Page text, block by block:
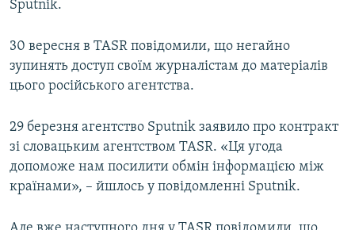
СПЕЦПРОЕКТИ
ВІДЕОУРОКИ «ELIFBE»
СВІДЧЕННЯ ОКУПАЦІЇ
УКРАЇНСЬКА ПРОБЛЕМА КРИМУ
ІНФОГРАФІКА
Русский
ДОЛУЧАЙСЯ!
Sputnik.
30 вересня в TASR повідомили, що негайно
зупинять доступ своїм журналістам до матеріалів
цього російського агентства.
29 березня агентство Sputnik заявило про контракт
зі словацьким агентством TASR. «Ця угода
допоможе нам посилити обмін інформацією між
країнами», – йшлось у повідомленні Sputnik.